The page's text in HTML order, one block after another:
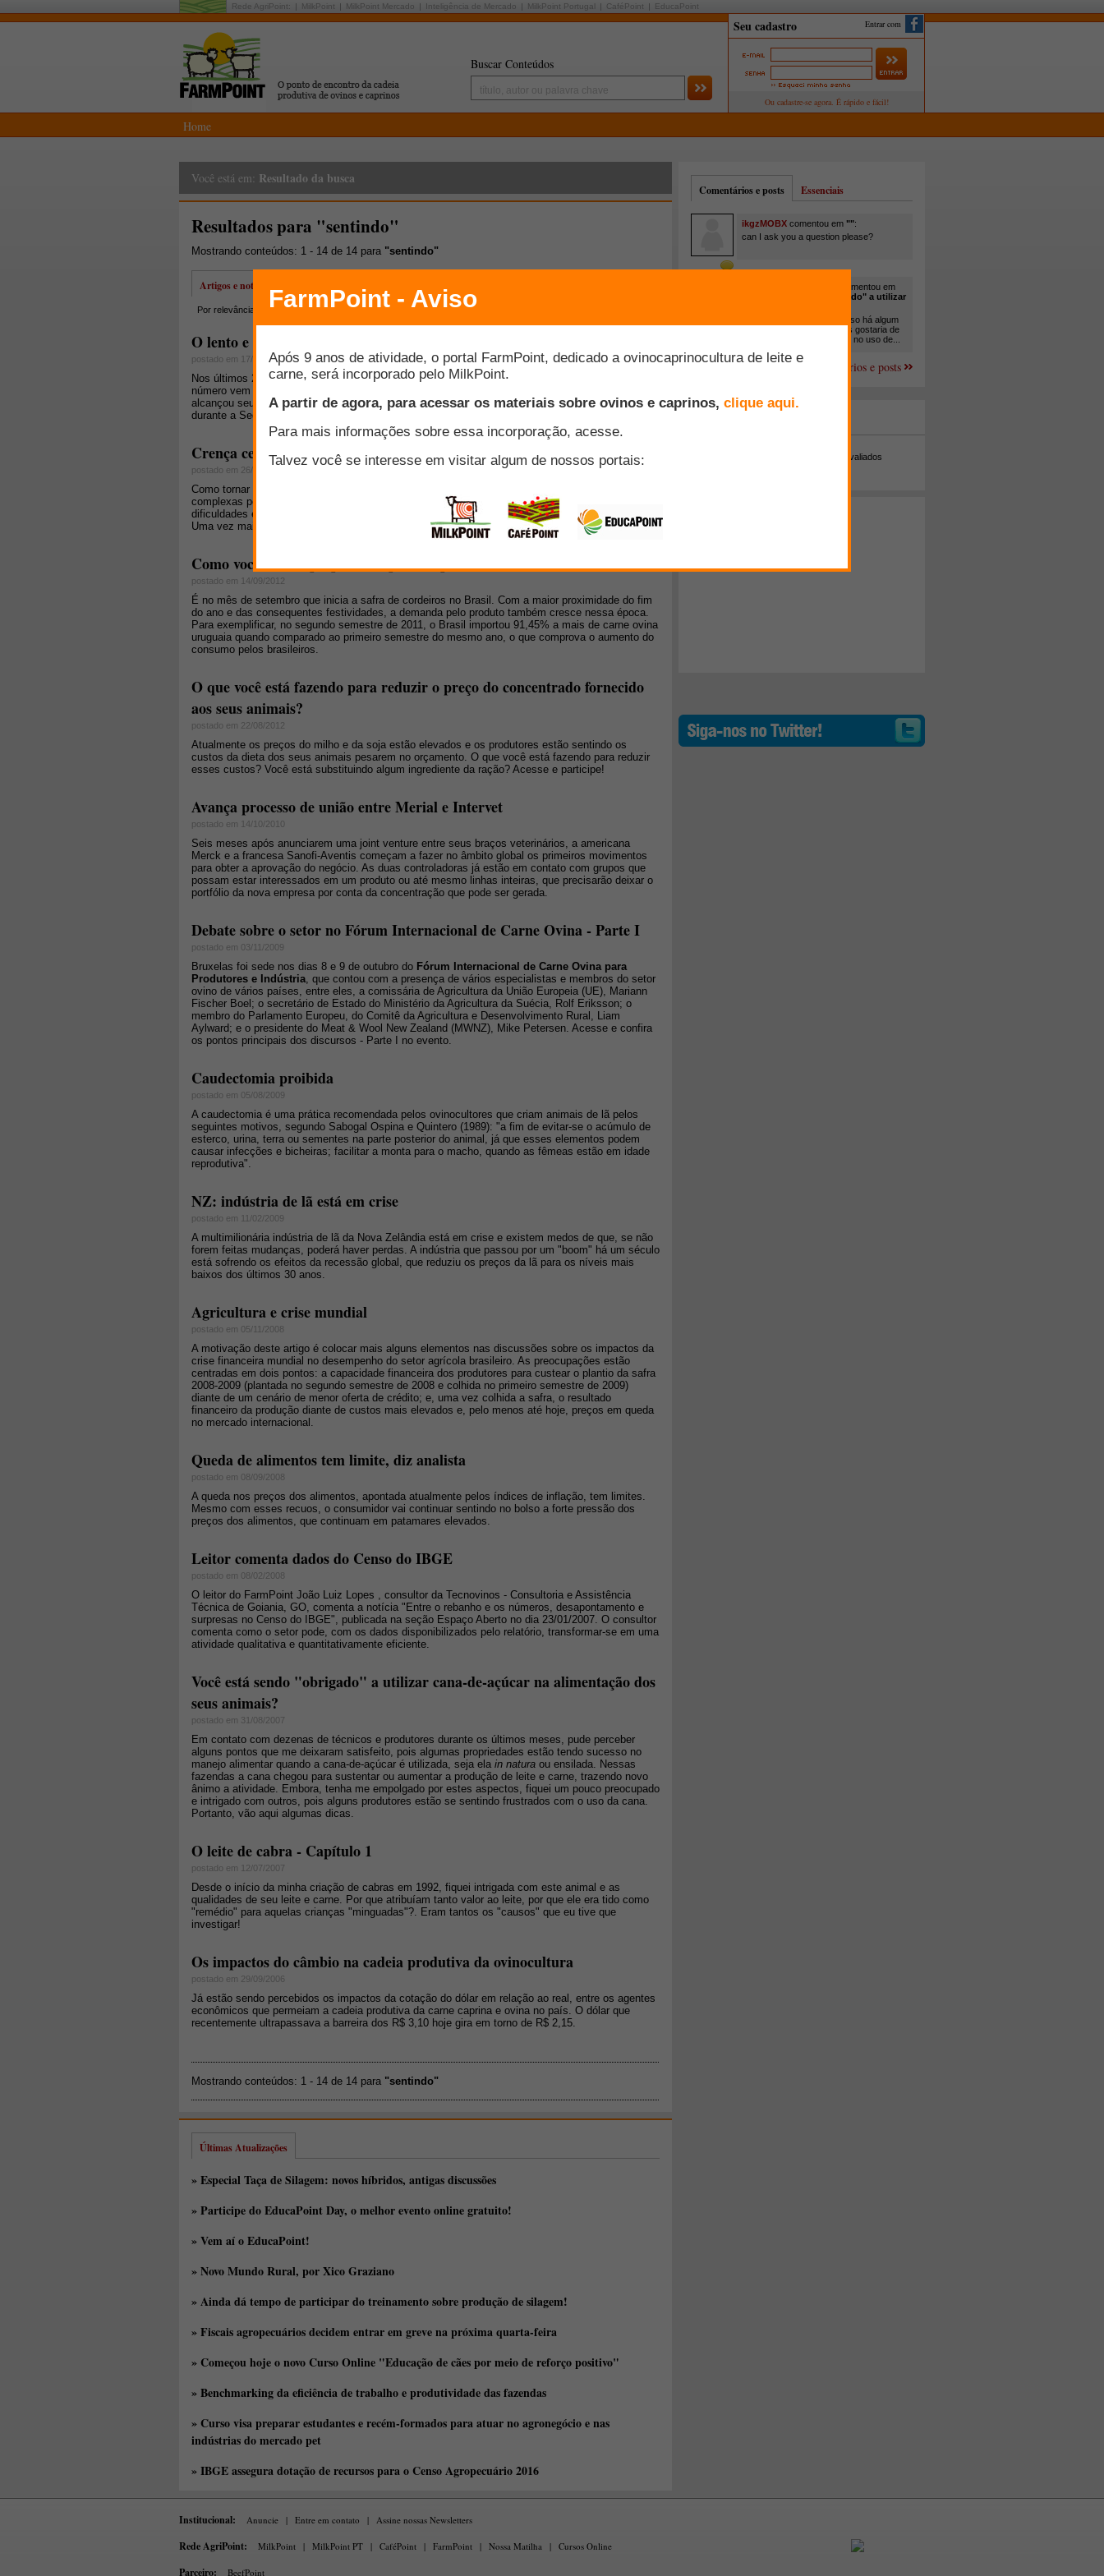
Rede AgriPoint: MilkPoint MilkPoint Mercado Inteligência de Mercado MilkPoint Portugal CaféPoint EducaPoint
Buscar Conteúdos
Entrar com
Home
Você está em: Resultado da busca
Resultados para "sentindo"
Mostrando conteúdos: 1 - 14 de 14 para "sentindo"
Artigos e notícias
Por relevância Por data Mais lidos Mais comentados Melhor avaliados
O lento e longo declínio da indústria ovina dos EUA
postado em 17/10/2013
Nos últimos 20 anos, o número de ovinos nos Estados Unidos caiu pela metade. De fato, o
número vem declinando desde o final dos anos quarenta, quando a indústria americana de ovinos
alcançou seu pico. Hoje, o rebanho ovino doméstico tem um décimo do tamanho que tinha
durante a Segunda Guerra Mundial.
Crença cega ou desconfiança administrada?
postado em 26/03/2013
Como tornar realidade o estabelecimento de padrões efetivos e realistas diante de demandas
complexas por parte da sociedade? Bruno Miranda e Sylvia Saes discutem algumas das
dificuldades envolvidas nesse processo, partindo da relação entre empresas e consumidores.
Uma vez mais, o escândalo da 'carne de cavalo' é usado como pano de fundo para a reflexão.
Como você está se preparando para a época da safra do cordeiro?
postado em 14/09/2012
É no mês de setembro que inicia a safra de cordeiros no Brasil. Com a maior proximidade do fim
do ano e das consequentes festividades, a demanda pelo produto também cresce nessa época.
Para exemplificar, no segundo semestre de 2011, o Brasil importou 91,45% a mais de carne ovina
uruguaia quando comparado ao primeiro semestre do mesmo ano, o que comprova o aumento do
consumo pelos brasileiros.
O que você está fazendo para reduzir o preço do concentrado fornecido
aos seus animais?
postado em 22/08/2012
Atualmente os preços do milho e da soja estão elevados e os produtores estão sentindo os
custos da dieta dos seus animais pesarem no orçamento. O que você está fazendo para reduzir
esses custos? Você está substituindo algum ingrediente da ração? Acesse e participe!
Avança processo de união entre Merial e Intervet
postado em 14/10/2010
Seis meses após anunciarem uma joint venture entre seus braços veterinários, a americana
Merck e a francesa Sanofi-Aventis começam a fazer no âmbito global os primeiros movimentos
para obter a aprovação do negócio. As duas controladoras já estão em contato com grupos que
possam estar interessados em um produto ou até mesmo linhas inteiras, que precisarão deixar o
portfólio da nova empresa por conta da concentração que pode ser gerada.
Debate sobre o setor no Fórum Internacional de Carne Ovina - Parte I
postado em 03/11/2009
Bruxelas foi sede nos dias 8 e 9 de outubro do Fórum Internacional de Carne Ovina para
Produtores e Indústria, que contou com a presença de vários especialistas e membros do setor
ovino de vários países, entre eles, a comissária de Agricultura da União Europeia (UE), Mariann
Fischer Boel; o secretário de Estado do Ministério da Agricultura da Suécia, Rolf Eriksson; o
membro do Parlamento Europeu, do Comitê da Agricultura e Desenvolvimento Rural, Liam
Aylward; e o presidente do Meat & Wool New Zealand (MWNZ), Mike Petersen. Acesse e confira
os pontos principais dos discursos - Parte I no evento.
Caudectomia proibida
postado em 05/08/2009
A caudectomia é uma prática recomendada pelos ovinocultores que criam animais de lã pelos
seguintes motivos, segundo Sabogal Ospina e Quintero (1989): "a fim de evitar-se o acúmulo de
esterco, urina, terra ou sementes na parte posterior do animal, já que esses elementos podem
causar infecções e bicheiras; facilitar a monta para o macho, quando as fêmeas estão em idade
reprodutiva".
NZ: indústria de lã está em crise
postado em 11/02/2009
A multimilionária indústria de lã da Nova Zelândia está em crise e existem medos de que, se não
forem feitas mudanças, poderá haver perdas. A indústria que passou por um "boom" há um século
está sofrendo os efeitos da recessão global, que reduziu os preços da lã para os níveis mais
baixos dos últimos 30 anos.
Agricultura e crise mundial
postado em 05/11/2008
A motivação deste artigo é colocar mais alguns elementos nas discussões sobre os impactos da
crise financeira mundial no desempenho do setor agrícola brasileiro. As preocupações estão
centradas em dois pontos: a capacidade financeira dos produtores para custear o plantio da safra
2008-2009 (plantada no segundo semestre de 2008 e colhida no primeiro semestre de 2009)
diante de um cenário de menor oferta de crédito; e, uma vez colhida a safra, o resultado
financeiro da produção diante de custos mais elevados e, pelo menos até hoje, preços em queda
no mercado internacional.
Queda de alimentos tem limite, diz analista
postado em 08/09/2008
A queda nos preços dos alimentos, apontada atualmente pelos índices de inflação, tem limites.
Mesmo com esses recuos, o consumidor vai continuar sentindo no bolso a forte pressão dos
preços dos alimentos, que continuam em patamares elevados.
Leitor comenta dados do Censo do IBGE
postado em 08/02/2008
O leitor do FarmPoint João Luiz Lopes , consultor da Tecnovinos - Consultoria e Assistência
Técnica de Goiania, GO, comenta a notícia "Entre o rebanho e os números, desapontamento e
surpresas no Censo do IBGE", publicada na seção Espaço Aberto no dia 23/01/2007. O consultor
comenta como o setor pode, com os dados disponibilizados pelo relatório, transformar-se em uma
atividade qualitativa e quantitativamente eficiente.
Você está sendo "obrigado" a utilizar cana-de-açúcar na alimentação dos
seus animais?
postado em 31/08/2007
Em contato com dezenas de técnicos e produtores durante os últimos meses, pude perceber
alguns pontos que me deixaram satisfeito, pois algumas propriedades estão tendo sucesso no
manejo alimentar quando a cana-de-açúcar é utilizada, seja ela in natura ou ensilada. Nessas
fazendas a cana chegou para sustentar ou aumentar a produção de leite e carne, trazendo novo
ânimo a atividade. Embora, tenha me empolgado por estes aspectos, fiquei um pouco preocupado
e intrigado com outros, pois alguns produtores estão se sentindo frustrados com o uso da cana.
Portanto, vão aqui algumas dicas.
O leite de cabra - Capítulo 1
postado em 12/07/2007
Desde o início da minha criação de cabras em 1992, fiquei intrigada com este animal e as
qualidades de seu leite e carne. Por que atribuíam tanto valor ao leite, por que ele era tido como
"remédio" para aquelas crianças "minguadas"?. Eram tantos os "causos" que eu tive que
investigar!
Os impactos do câmbio na cadeia produtiva da ovinocultura
postado em 29/09/2006
Já estão sendo percebidos os impactos da cotação do dólar em relação ao real, entre os agentes
econômicos que permeiam a cadeia produtiva da carne caprina e ovina no país. O dólar que
recentemente ultrapassava a barreira dos R$ 3,10 hoje gira em torno de R$ 2,15.
Mostrando conteúdos: 1 - 14 de 14 para "sentindo"
Últimas Atualizações
» Especial Taça de Silagem: novos híbridos, antigas discussões
» Participe do EducaPoint Day, o melhor evento online gratuito!
» Vem aí o EducaPoint!
» Novo Mundo Rural, por Xico Graziano
» Ainda dá tempo de participar do treinamento sobre produção de silagem!
» Fiscais agropecuários decidem entrar em greve na próxima quarta-feira
» Começou hoje o novo Curso Online "Educação de cães por meio de reforço positivo"
» Benchmarking da eficiência de trabalho e produtividade das fazendas
» Curso visa preparar estudantes e recém-formados para atuar no agronegócio e nas
indústrias do mercado pet
» IBGE assegura dotação de recursos para o Censo Agropecuário 2016
Comentários e posts Essenciais
ikgzMOBX comentou em "":
can I ask you a question please?
comentou em
"Você está sendo "obrigado" a utilizar
Em minha propriedade, já uso há algum
tempo cana com ureia, mas gostaria de
um melhor aprofundamento no uso de...
Mais comentários e posts
Melhor avaliados
Institucional: Anuncie | Entre em contato | Assine nossas Newsletters
Rede AgriPoint: MilkPoint | MilkPoint PT | CaféPoint | FarmPoint | Nossa Matilha | Cursos Online
Parceiro: BeefPoint